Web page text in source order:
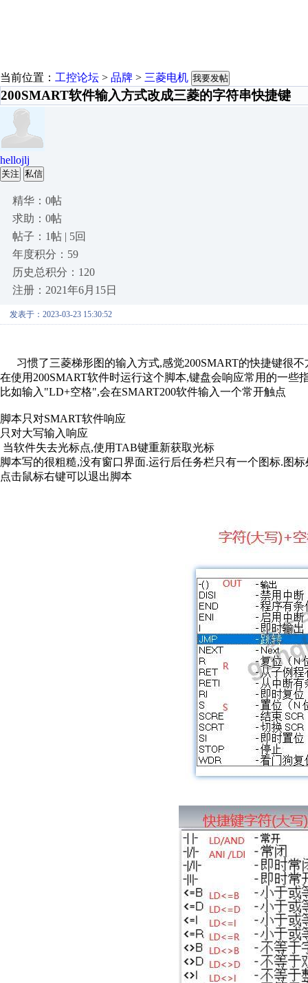
当前位置： 工控论坛 > 品牌 > 三菱电机 我要发帖
200SMART软件输入方式改成三菱的字符串快捷键
hellojlj
关注 私信
精华：0帖
求助：0帖
帖子：1帖 | 5回
年度积分：59
历史总积分：120
注册：2021年6月15日
发表于：2023-03-23 15:30:52
习惯了三菱梯形图的输入方式,感觉200SMART的快捷键很不
在使用200SMART软件时运行这个脚本,键盘会响应常用的一些
比如输入"LD+空格",会在SMART200软件输入一个常开触点
脚本只对SMART软件响应
只对大写输入响应
当软件失去光标点,使用TAB键重新获取光标
脚本写的很粗糙,没有窗口界面.运行后任务栏只有一个图标.图标
点击鼠标右键可以退出脚本